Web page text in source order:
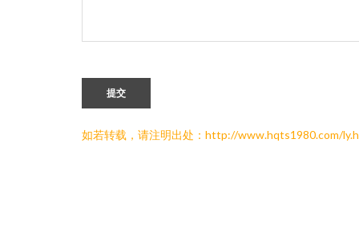
提交
如若转载，请注明出处：http://www.hqts1980.com/